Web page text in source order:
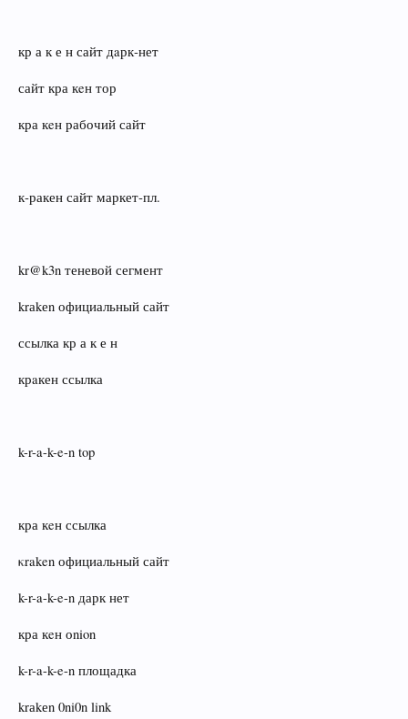
кр а к е н сайт дaрк‑нет
сайт кра кeн тор
кра кeн рабочий сайт
к‑ракен сайт маркет‑пл.
kr@k3n теневой сегмент
krаkеn официальный сайт
ссылка кр а к е н
крaкен ссылка
k-r-a-k-e-n top
кра кeн ссылка
κraken официальный сайт
k-r-a-k-e-n дарк нет
кра кeн оnion
k-r-a-k-e-n площадка
krаkеn 0ni0n link